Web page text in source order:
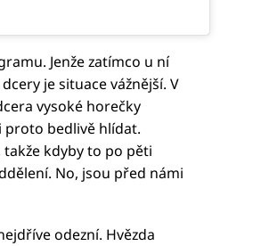
Jenže zatímco u ní
je situace vážnější. V
vysoké horečky
proto bedlivě hlídat.
kdyby to po pěti
No, jsou před námi
odezní. Hvězda